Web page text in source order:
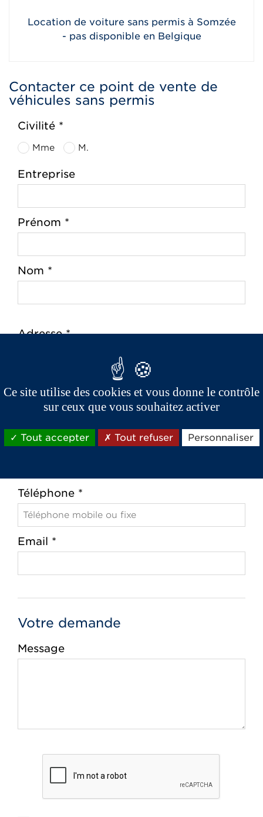
Location de voiture sans permis à Somzée
- pas disponible en Belgique
Contacter ce point de vente de
véhicules sans permis
Civilité *
Mme M.
Entreprise
Prénom *
Nom *
Adresse *
Ville *
Téléphone *
Email *
Votre demande
Message
Ce site utilise des cookies et vous donne le contrôle
sur ceux que vous souhaitez activer
Tout accepter Tout refuser Personnaliser